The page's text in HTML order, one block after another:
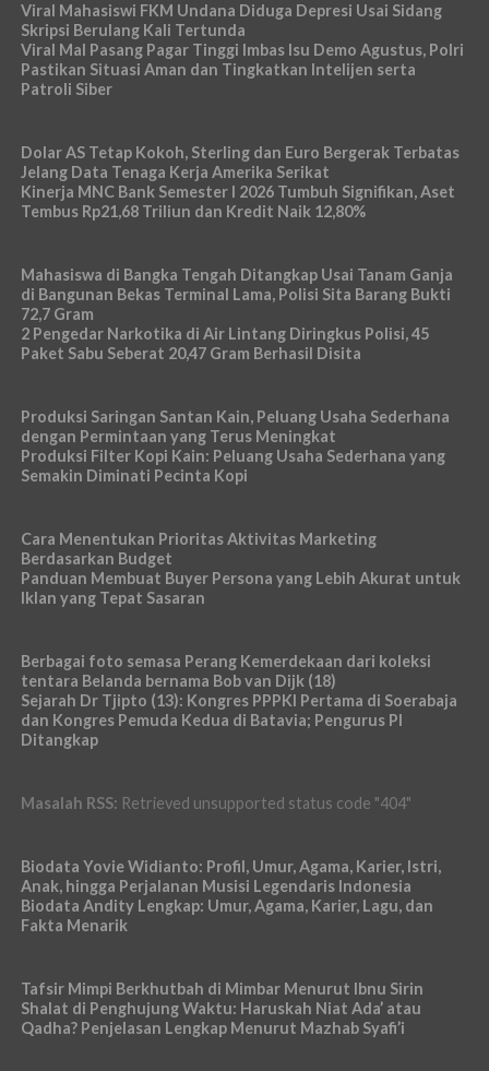
Viral Mahasiswi FKM Undana Diduga Depresi Usai Sidang
Skripsi Berulang Kali Tertunda
Viral Mal Pasang Pagar Tinggi Imbas Isu Demo Agustus, Polri
Pastikan Situasi Aman dan Tingkatkan Intelijen serta
Patroli Siber
Dolar AS Tetap Kokoh, Sterling dan Euro Bergerak Terbatas
Jelang Data Tenaga Kerja Amerika Serikat
Kinerja MNC Bank Semester I 2026 Tumbuh Signifikan, Aset
Tembus Rp21,68 Triliun dan Kredit Naik 12,80%
Mahasiswa di Bangka Tengah Ditangkap Usai Tanam Ganja
di Bangunan Bekas Terminal Lama, Polisi Sita Barang Bukti
72,7 Gram
2 Pengedar Narkotika di Air Lintang Diringkus Polisi, 45
Paket Sabu Seberat 20,47 Gram Berhasil Disita
Produksi Saringan Santan Kain, Peluang Usaha Sederhana
dengan Permintaan yang Terus Meningkat
Produksi Filter Kopi Kain: Peluang Usaha Sederhana yang
Semakin Diminati Pecinta Kopi
Cara Menentukan Prioritas Aktivitas Marketing
Berdasarkan Budget
Panduan Membuat Buyer Persona yang Lebih Akurat untuk
Iklan yang Tepat Sasaran
Berbagai foto semasa Perang Kemerdekaan dari koleksi
tentara Belanda bernama Bob van Dijk (18)
Sejarah Dr Tjipto (13): Kongres PPPKI Pertama di Soerabaja
dan Kongres Pemuda Kedua di Batavia; Pengurus PI
Ditangkap
Masalah RSS: Retrieved unsupported status code "404"
Biodata Yovie Widianto: Profil, Umur, Agama, Karier, Istri,
Anak, hingga Perjalanan Musisi Legendaris Indonesia
Biodata Andity Lengkap: Umur, Agama, Karier, Lagu, dan
Fakta Menarik
Tafsir Mimpi Berkhutbah di Mimbar Menurut Ibnu Sirin
Shalat di Penghujung Waktu: Haruskah Niat Ada’ atau
Qadha? Penjelasan Lengkap Menurut Mazhab Syafi’i